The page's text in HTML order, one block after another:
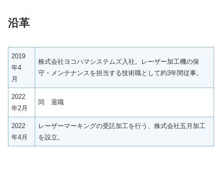
沿革
2019
年4
月
株式会社ヨコハマシステムズ入社。レーザー加工機の保
守・メンテナンスを担当する技術職として約3年間従事。
2022
年2月
同 退職
2022
年4月
レーザーマーキングの受託加工を行う、株式会社五月加工
を設立。